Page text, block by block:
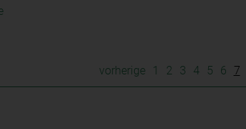
vorherige 1 2 3 4 5 6 7